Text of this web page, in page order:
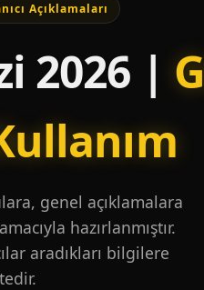
Açıklamaları
2026 |
genel açıklamalara
hazırlanmıştır.
aradıkları bilgilere